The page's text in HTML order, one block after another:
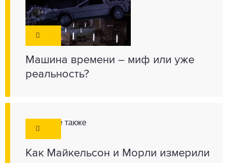
Машина времени – миф или уже
реальность?
Смотрите также
Как Майкельсон и Морли измерили